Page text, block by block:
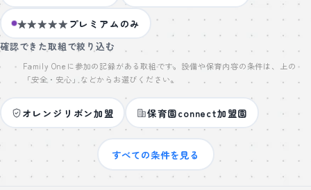
★★★★★ プレミアムのみ
確認できた取組で絞り込む
Family Oneに参加の記録がある取組です。設備や保育内容の条件は、上の
「安全・安心」などからお選びください。
オレンジリボン加盟 保育園connect加盟園
すべての条件を見る